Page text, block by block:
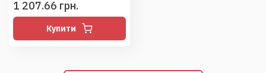
1 207.66 грн.
Купити